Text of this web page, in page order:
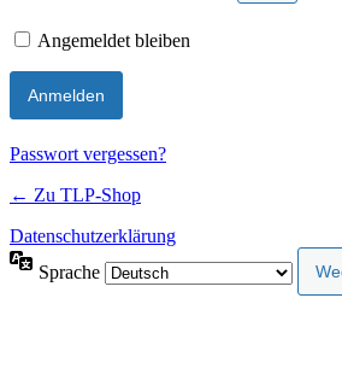
Angemeldet bleiben
Passwort vergessen?
← Zu TLP-Shop
Datenschutzerklärung
Sprache